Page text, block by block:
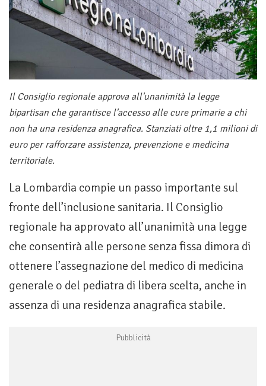
Il Consiglio regionale approva all'unanimità la legge
bipartisan che garantisce l'accesso alle cure primarie a chi
non ha una residenza anagrafica. Stanziati oltre 1,1 milioni di
euro per rafforzare assistenza, prevenzione e medicina
territoriale.
La Lombardia compie un passo importante sul
fronte dell’inclusione sanitaria. Il Consiglio
regionale ha approvato all’unanimità una legge
che consentirà alle persone senza fissa dimora di
ottenere l’assegnazione del medico di medicina
generale o del pediatra di libera scelta, anche in
assenza di una residenza anagrafica stabile.